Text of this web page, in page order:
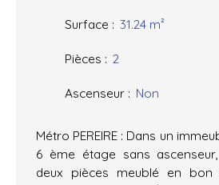
Surface : 31.24 m²
Pièces : 2
Ascenseur : Non
Métro PEREIRE : Dans un
6 ème étage sans
deux pièces meublé en bon